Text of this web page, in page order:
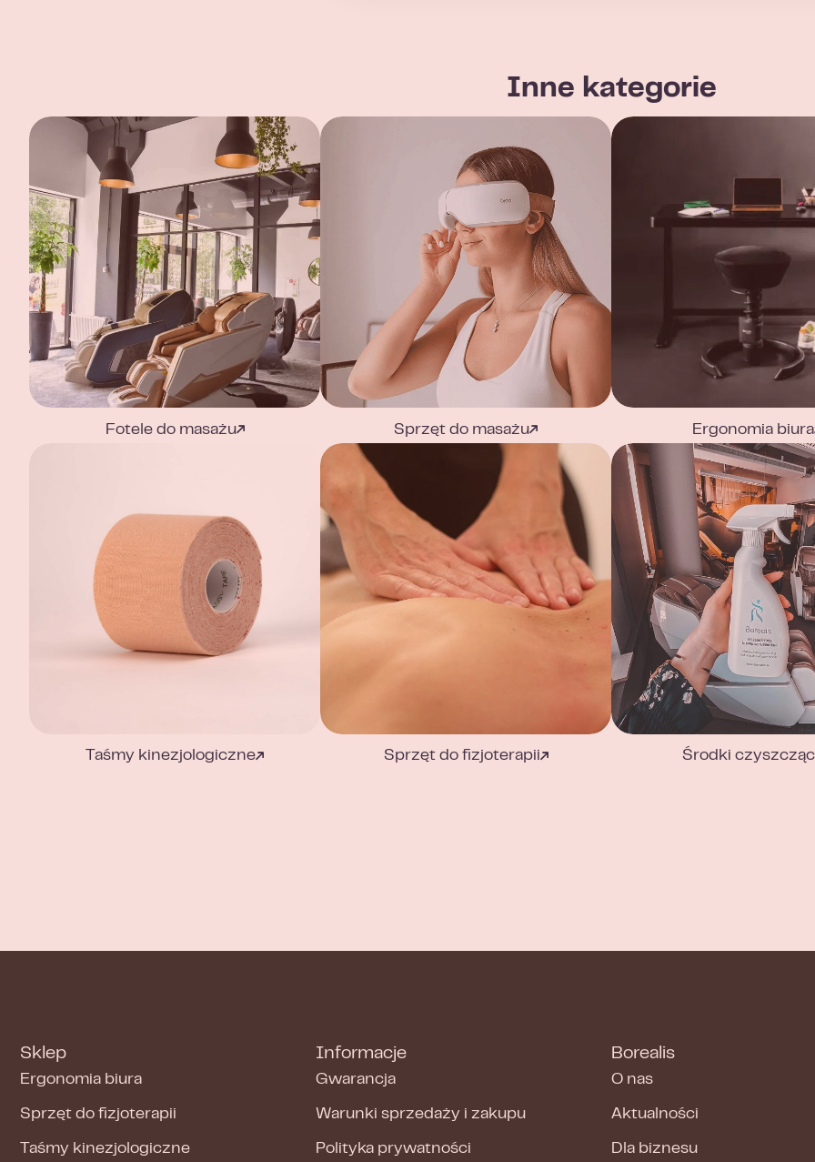
Inne kategorie
Fotele do masażu Sprzęt do masażu Ergonomia biura
Taśmy kinezjologiczne Sprzęt do fizjoterapii Środki
Sklep
Ergonomia biura
Sprzęt do fizjoterapii
Taśmy kinezjologiczne
Informacje
Gwarancja
Warunki sprzedaży i zakupu
Polityka prywatności
Borealis
O nas
Aktualności
Dla biznesu